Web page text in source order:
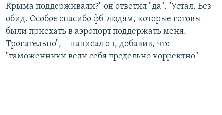
Крыма поддерживали?" он ответил "да". "Устал. Без
обид. Особое спасибо фб-людям, которые готовы
были приехать в аэропорт поддержать меня.
Трогательно", – написал он, добавив, что
"таможенники вели себя предельно корректно".